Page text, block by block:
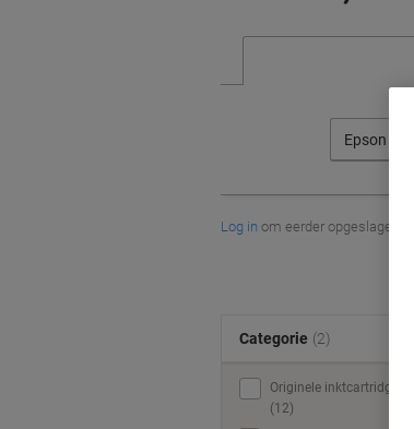
Epson
Log in om eerder opgeslagen
Categorie (2)
Originele inktcartridges
(12)